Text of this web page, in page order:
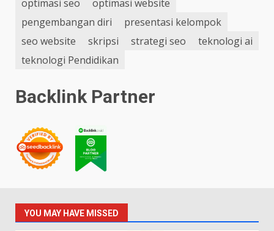
optimasi seo
optimasi website
pengembangan diri
presentasi kelompok
seo website
skripsi strategi seo
teknologi ai
teknologi Pendidikan
Backlink Partner
YOU MAY HAVE MISSED